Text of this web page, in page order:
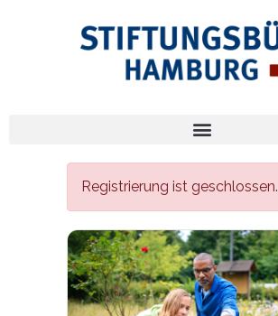
Registrierung ist geschlossen.